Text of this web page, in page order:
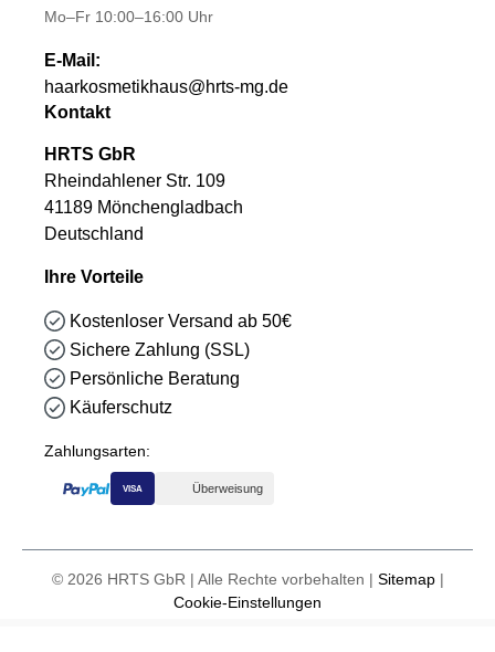
Mo–Fr 10:00–16:00 Uhr
E-Mail:
haarkosmetikhaus@hrts-mg.de
Kontakt
HRTS GbR
Rheindahlener Str. 109
41189 Mönchengladbach
Deutschland
Ihre Vorteile
Kostenloser Versand ab 50€
Sichere Zahlung (SSL)
Persönliche Beratung
Käuferschutz
Zahlungsarten:
VISA Überweisung
© 2026 HRTS GbR | Alle Rechte vorbehalten | Sitemap|
Cookie-Einstellungen